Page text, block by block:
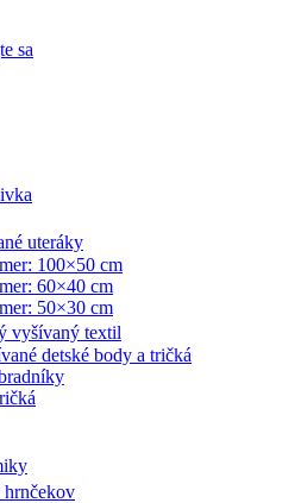
sa
uteráky
100×50 cm
60×40 cm
50×30 cm
vyšívaný textil
detské body a tričká
hrnčekov